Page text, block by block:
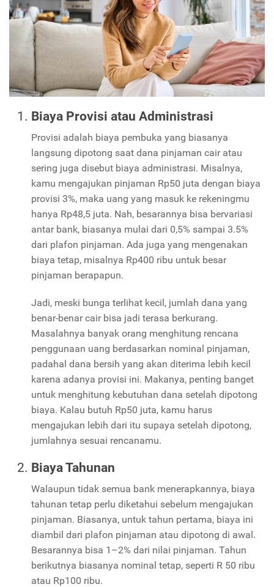
Biaya Provisi atau Administrasi
Provisi adalah biaya pembuka yang biasanya
langsung dipotong saat dana pinjaman cair atau
sering juga disebut biaya administrasi. Misalnya,
kamu mengajukan pinjaman Rp50 juta dengan biaya
provisi 3%, maka uang yang masuk ke rekeningmu
hanya Rp48,5 juta. Nah, besarannya bisa bervariasi
antar bank, biasanya mulai dari 0,5% sampai 3.5%
dari plafon pinjaman. Ada juga yang mengenakan
biaya tetap, misalnya Rp400 ribu untuk besar
pinjaman berapapun.
Jadi, meski bunga terlihat kecil, jumlah dana yang
benar-benar cair bisa jadi terasa berkurang.
Masalahnya banyak orang menghitung rencana
penggunaan uang berdasarkan nominal pinjaman,
padahal dana bersih yang akan diterima lebih kecil
karena adanya provisi ini. Makanya, penting banget
untuk menghitung kebutuhan dana setelah dipotong
biaya. Kalau butuh Rp50 juta, kamu harus
mengajukan lebih dari itu supaya setelah dipotong,
jumlahnya sesuai rencanamu.
Biaya Tahunan
Walaupun tidak semua bank menerapkannya, biaya
tahunan tetap perlu diketahui sebelum mengajukan
pinjaman. Biasanya, untuk tahun pertama, biaya ini
diambil dari plafon pinjaman atau dipotong di awal.
Besarannya bisa 1–2% dari nilai pinjaman. Tahun
berikutnya biasanya nominal tetap, seperti R 50 ribu
atau Rp100 ribu.